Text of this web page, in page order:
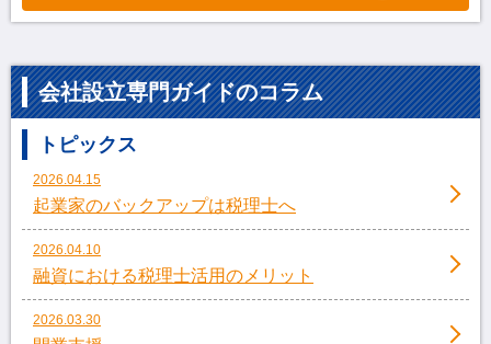
会社設立専門ガイドのコラム
トピックス
2026.04.15
起業家のバックアップは税理士へ
2026.04.10
融資における税理士活用のメリット
2026.03.30